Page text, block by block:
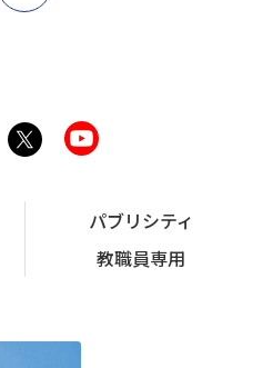
パブリシティ
教職員専用